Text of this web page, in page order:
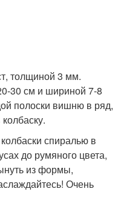
толщиной 3 мм.
30 см и шириной 7-8
полоски вишню в ряд,
спиралью в
до румяного цвета,
из формы,
Очень